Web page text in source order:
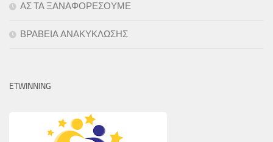
ΑΣ ΤΑ ΞΑΝΑΦΟΡΕΣΟΥΜΕ
ΒΡΑΒΕΙΑ ΑΝΑΚΥΚΛΩΣΗΣ
ETWINNING